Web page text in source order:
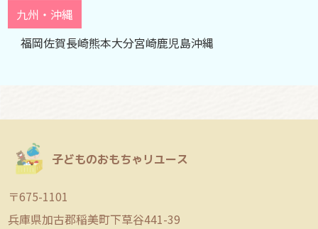
九州・沖縄
福岡佐賀長崎熊本大分宮崎鹿児島沖縄
子どものおもちゃリユース
〒675-1101
兵庫県加古郡稲美町下草谷441-39